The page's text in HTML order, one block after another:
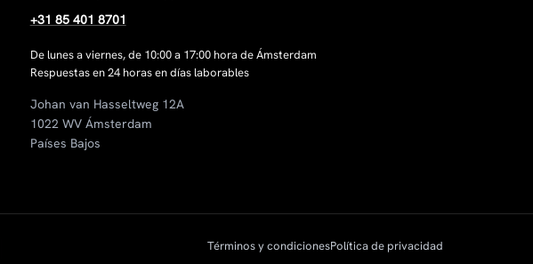
+31 85 401 8701
De lunes a viernes, de 10:00 a 17:00 hora de Ámsterdam
Respuestas en 24 horas en días laborables
Johan van Hasseltweg 12A
1022 WV Ámsterdam
Países Bajos
Términos y condicionesPolítica de privacidad